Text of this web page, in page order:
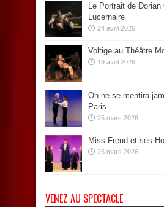
Le Portrait de Dorian
Lucernaire
24 avril 2026
Voltige au Théâtre
19 avril 2026
On ne se mentira
Paris
25 mars 2026
Miss Freud et ses
25 mars 2026
VENEZ AU SPECTACLE